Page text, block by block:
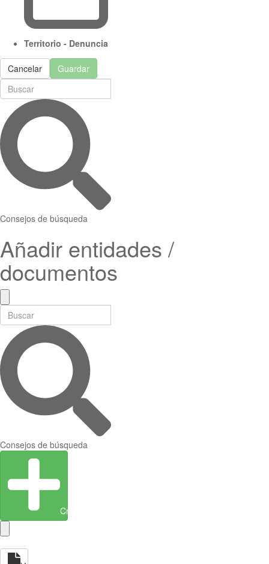
Territorio - Denuncia
Cancelar Guardar
Consejos de búsqueda
Añadir entidades /
documentos
Consejos de búsqueda
Crear entidad